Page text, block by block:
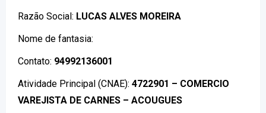
Razão Social: LUCAS ALVES MOREIRA
Nome de fantasia:
Contato: 94992136001
Atividade Principal (CNAE): 4722901 – COMERCIO
VAREJISTA DE CARNES – ACOUGUES